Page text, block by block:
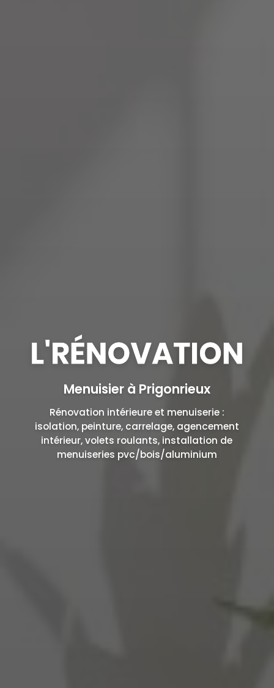
Menuisier à Prigonrieux
Rénovation intérieure et menuiserie :
isolation, peinture, carrelage, agencement
intérieur, volets roulants, installation de
menuiseries pvc/bois/aluminium